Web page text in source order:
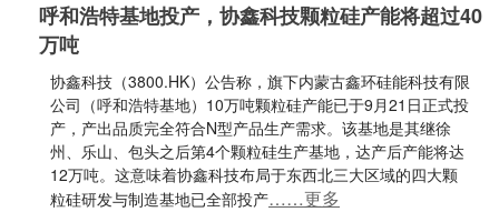
呼和浩特基地投产，协鑫科技颗粒硅产能将超过40
万吨
协鑫科技（3800.HK）公告称，旗下内蒙古鑫环硅能科技有限
公司（呼和浩特基地）10万吨颗粒硅产能已于9月21日正式投
产，产出品质完全符合N型产品生产需求。该基地是其继徐
州、乐山、包头之后第4个颗粒硅生产基地，达产后产能将达
12万吨。这意味着协鑫科技布局于东西北三大区域的四大颗
粒硅研发与制造基地已全部投产……更多